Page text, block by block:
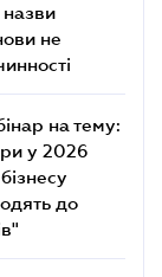
не
на тему:
у 2026
до